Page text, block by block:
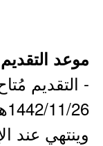
موعد
- التقديم
وينتهي عند